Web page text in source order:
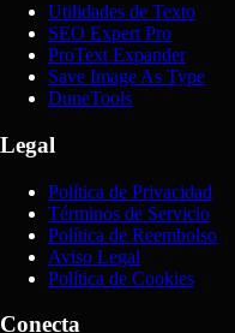
Utilidades de Texto
SEO Expert Pro
ProText Expander
Save Image As Type
DuneTools
Legal
Política de Privacidad
Términos de Servicio
Política de Reembolso
Aviso Legal
Política de Cookies
Conecta